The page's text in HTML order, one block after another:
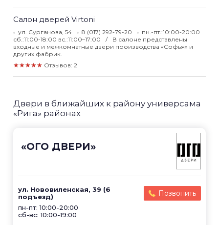
Салон дверей Virtoni
ул. Сурганова, 54 8 (017) 292-79-20
пн.-пт.:10:00-20:00
сб.:11:00-18:00 вс.:11:00–17:00
В салоне представлены
входные и межкомнатные двери производства «Софья» и
других фабрик.
★★★★★ Отзывов: 2
Двери в ближайших к району универсама
«Рига» районах
«ОГО ДВЕРИ»
ул. Нововиленская, 39 (6
подъезд)
пн-пт: 10:00-20:00
сб-вс: 10:00-19:00
Позвонить